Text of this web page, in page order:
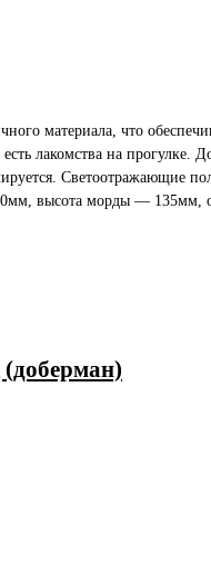
материала, что
лакомства на прогулке.
Светоотражающие
высота морды — 135мм,